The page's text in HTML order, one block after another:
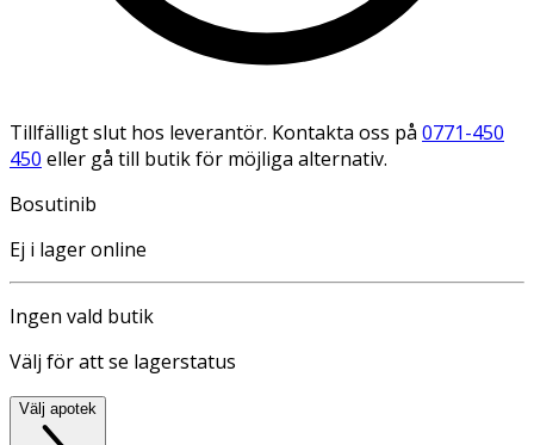
Tillfälligt slut hos leverantör. Kontakta oss på 0771-450
450 eller gå till butik för möjliga alternativ.
Bosutinib
Ej i lager online
Ingen vald butik
Välj för att se lagerstatus
Välj apotek